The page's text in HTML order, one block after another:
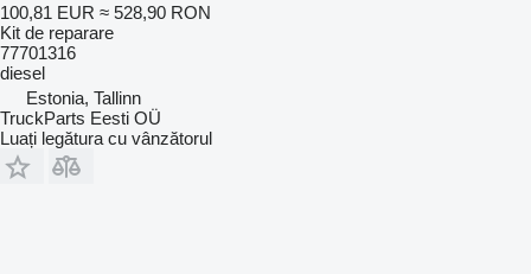
100,81 EUR ≈ 528,90 RON
Kit de reparare
77701316
diesel
Estonia, Tallinn
TruckParts Eesti OÜ
Luați legătura cu vânzătorul